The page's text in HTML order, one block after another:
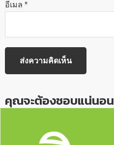
อีเมล *
คุณจะต้องชอบแน่นอน